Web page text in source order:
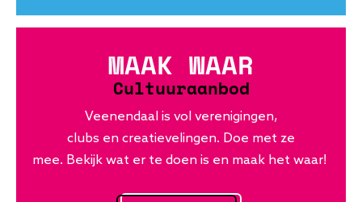
MAAK WAAR
Cultuuraanbod
Veenendaal is vol verenigingen,
clubs en creatievelingen. Doe met ze
mee. Bekijk wat er te doen is en maak het waar!